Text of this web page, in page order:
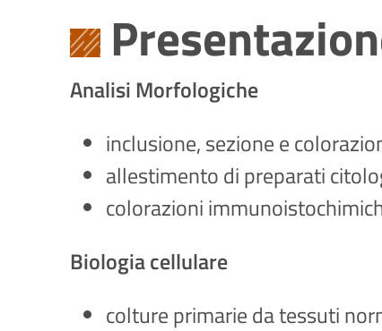
Analisi Morfologiche
inclusione, sezione e
allestimento di preparati
colorazioni
Biologia cellulare
colture primarie da tessuti